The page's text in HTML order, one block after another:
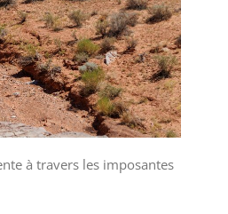
à travers les imposantes